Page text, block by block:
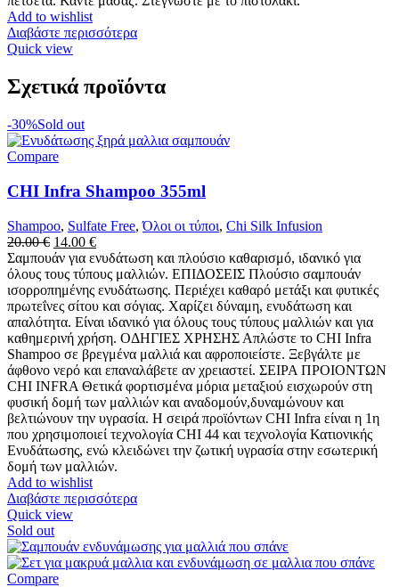
Add to wishlist
Διαβάστε περισσότερα
Quick view
Σχετικά προϊόντα
-30%Sold out
Compare
CHI Infra Shampoo 355ml
Shampoo, Sulfate Free,Όλοι οι τύποι, Chi Silk Infusion
20.00€ Original
price
was:
20.00 €.
14.00 €Η
τρέχουσα
τιμή
είναι:
14.00 €.
Σαμπουάν για ενυδάτωση και πλούσιο καθαρισμό, ιδανικό για
όλους τους τύπους μαλλιών. ΕΠΙΔΟΣΕΙΣ Πλούσιο σαμπουάν
ισορροπημένης ενυδάτωσης. Περιέχει καθαρό μετάξι και φυτικές
πρωτεΐνες σίτου και σόγιας. Χαρίζει δύναμη, ενυδάτωση και
απαλότητα. Είναι ιδανικό για όλους τους τύπους μαλλιών και για
καθημερινή χρήση. ΟΔΗΓΙΕΣ ΧΡΗΣΗΣ Απλώστε το CHI Infra
Shampoo σε βρεγμένα μαλλιά και αφροποιείστε. Ξεβγάλτε με
άφθονο νερό και επαναλάβετε αν χρειαστεί. ΣΕΙΡΑ ΠΡΟΙΟΝΤΩΝ
CHI INFRA Θετικά φορτισμένα μόρια μεταξιού εισχωρούν στη
φυσική δομή των μαλλιών και αναδομούν,δυναμώνουν και
βελτιώνουν την υγρασία. Η σειρά προϊόντων CHI Infra είναι η 1η
που χρησιμοποιεί τεχνολογία CHI 44 και τεχνολογία Κατιονικής
Ενυδάτωσης, ενώ κλειδώνει την ζωτική υγρασία στην εσωτερική
δομή των μαλλιών.
Add to wishlist
Διαβάστε περισσότερα
Quick view
Sold out
Compare